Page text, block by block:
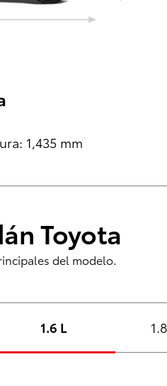
1,435 mm
Toyota
del modelo.
1.6 L